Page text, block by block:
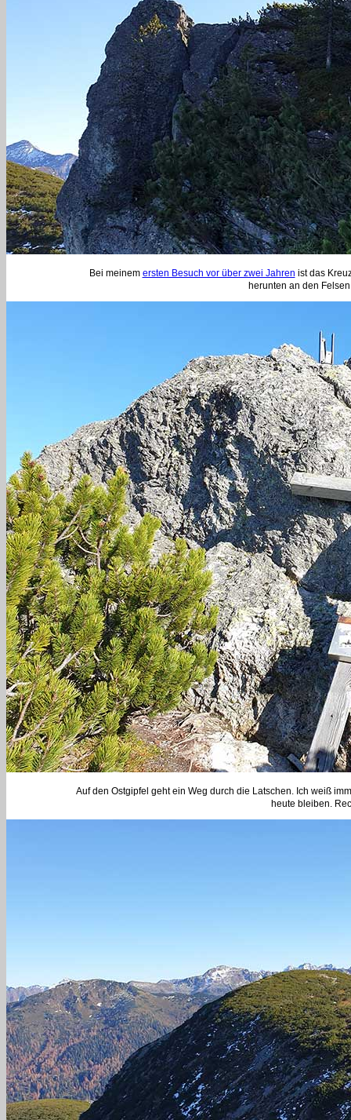
Bei meinem ersten Besuch vor über zwei Jahren ist das
herunten an den
Auf den Ostgipfel geht ein Weg durch die Latschen. Ich weiß
heute bleiben.